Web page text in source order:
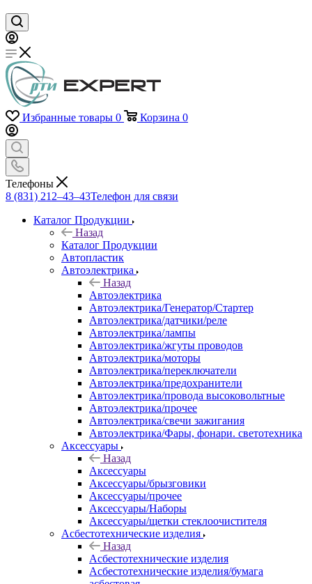
Избранные товары 0 Корзина 0
Телефоны
8 (831) 212–43–43Телефон для связи
Каталог Продукции
Назад
Каталог Продукции
Автопластик
Автоэлектрика
Назад
Автоэлектрика
Автоэлектрика/Генератор/Стартер
Автоэлектрика/датчики/реле
Автоэлектрика/лампы
Автоэлектрика/жгуты проводов
Автоэлектрика/моторы
Автоэлектрика/переключатели
Автоэлектрика/предохранители
Автоэлектрика/провода высоковольтные
Автоэлектрика/прочее
Автоэлектрика/свечи зажигания
Автоэлектрика/Фары, фонари. светотехника
Аксессуары
Назад
Аксессуары
Аксессуары/брызговики
Аксессуары/прочее
Аксессуары/Наборы
Аксессуары/щетки стеклоочистителя
Асбестотехнические изделия
Назад
Асбестотехнические изделия
Асбестотехнические изделия/бумага